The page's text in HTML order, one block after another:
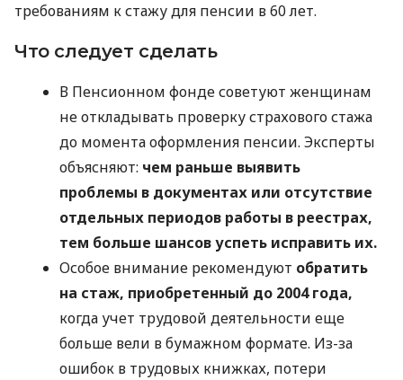
требованиям к стажу для пенсии в 60 лет.
Что следует сделать
В Пенсионном фонде советуют женщинам
не откладывать проверку страхового стажа
до момента оформления пенсии. Эксперты
объясняют: чем раньше выявить
проблемы в документах или отсутствие
отдельных периодов работы в реестрах,
тем больше шансов успеть исправить их.
Особое внимание рекомендуют обратить
на стаж, приобретенный до 2004 года,
когда учет трудовой деятельности еще
больше вели в бумажном формате. Из-за
ошибок в трудовых книжках, потери